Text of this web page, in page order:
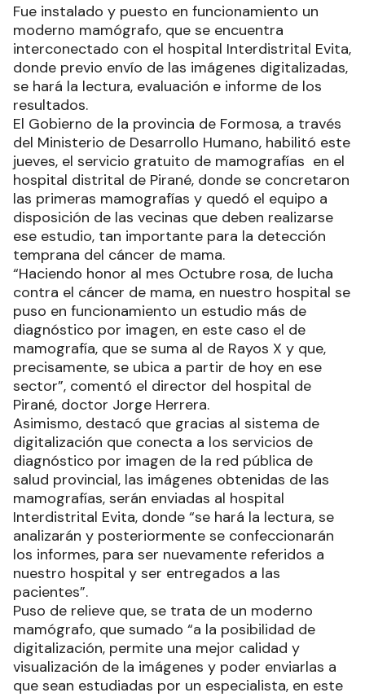
Fue instalado y puesto en funcionamiento un
moderno mamógrafo, que se encuentra
interconectado con el hospital Interdistrital Evita,
donde previo envío de las imágenes digitalizadas,
se hará la lectura, evaluación e informe de los
resultados.
El Gobierno de la provincia de Formosa, a través
del Ministerio de Desarrollo Humano, habilitó este
jueves, el servicio gratuito de mamografías en el
hospital distrital de Pirané, donde se concretaron
las primeras mamografías y quedó el equipo a
disposición de las vecinas que deben realizarse
ese estudio, tan importante para la detección
temprana del cáncer de mama.
“Haciendo honor al mes Octubre rosa, de lucha
contra el cáncer de mama, en nuestro hospital se
puso en funcionamiento un estudio más de
diagnóstico por imagen, en este caso el de
mamografía, que se suma al de Rayos X y que,
precisamente, se ubica a partir de hoy en ese
sector”, comentó el director del hospital de
Pirané, doctor Jorge Herrera.
Asimismo, destacó que gracias al sistema de
digitalización que conecta a los servicios de
diagnóstico por imagen de la red pública de
salud provincial, las imágenes obtenidas de las
mamografías, serán enviadas al hospital
Interdistrital Evita, donde “se hará la lectura, se
analizarán y posteriormente se confeccionarán
los informes, para ser nuevamente referidos a
nuestro hospital y ser entregados a las
pacientes”.
Puso de relieve que, se trata de un moderno
mamógrafo, que sumado “a la posibilidad de
digitalización, permite una mejor calidad y
visualización de la imágenes y poder enviarlas a
que sean estudiadas por un especialista, en este